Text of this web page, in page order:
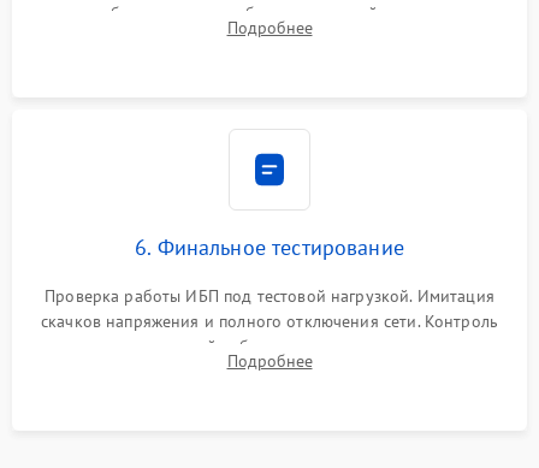
калибровки констант батареи, настройки порогов
срабатывания AVR и сброса счетчиков старения АКБ.
Подробнее
6. Финальное тестирование
Проверка работы ИБП под тестовой нагрузкой. Имитация
скачков напряжения и полного отключения сети. Контроль
времени автономной работы, температурного режима и
корректности формы выходного сигнала.
Подробнее